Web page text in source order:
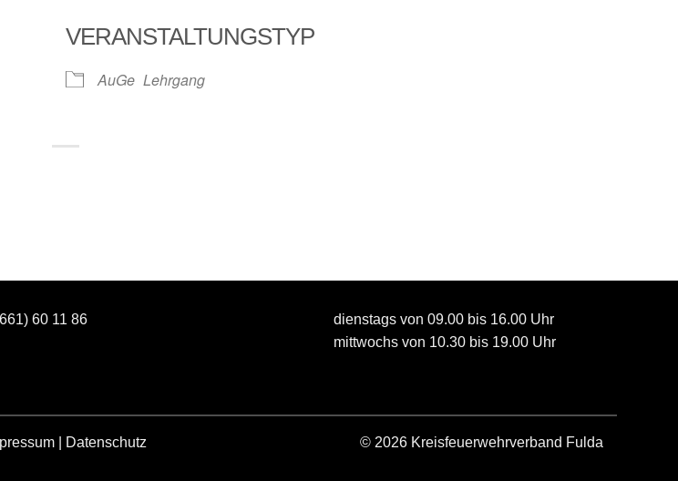
VERANSTALTUNGSTYP
AuGe Lehrgang
60 11 86
dienstags von 09.00 bis 16.00 Uhr
mittwochs von 10.30 bis 19.00 Uhr
Datenschutz © 2026 Kreisfeuerwehrverband Fulda